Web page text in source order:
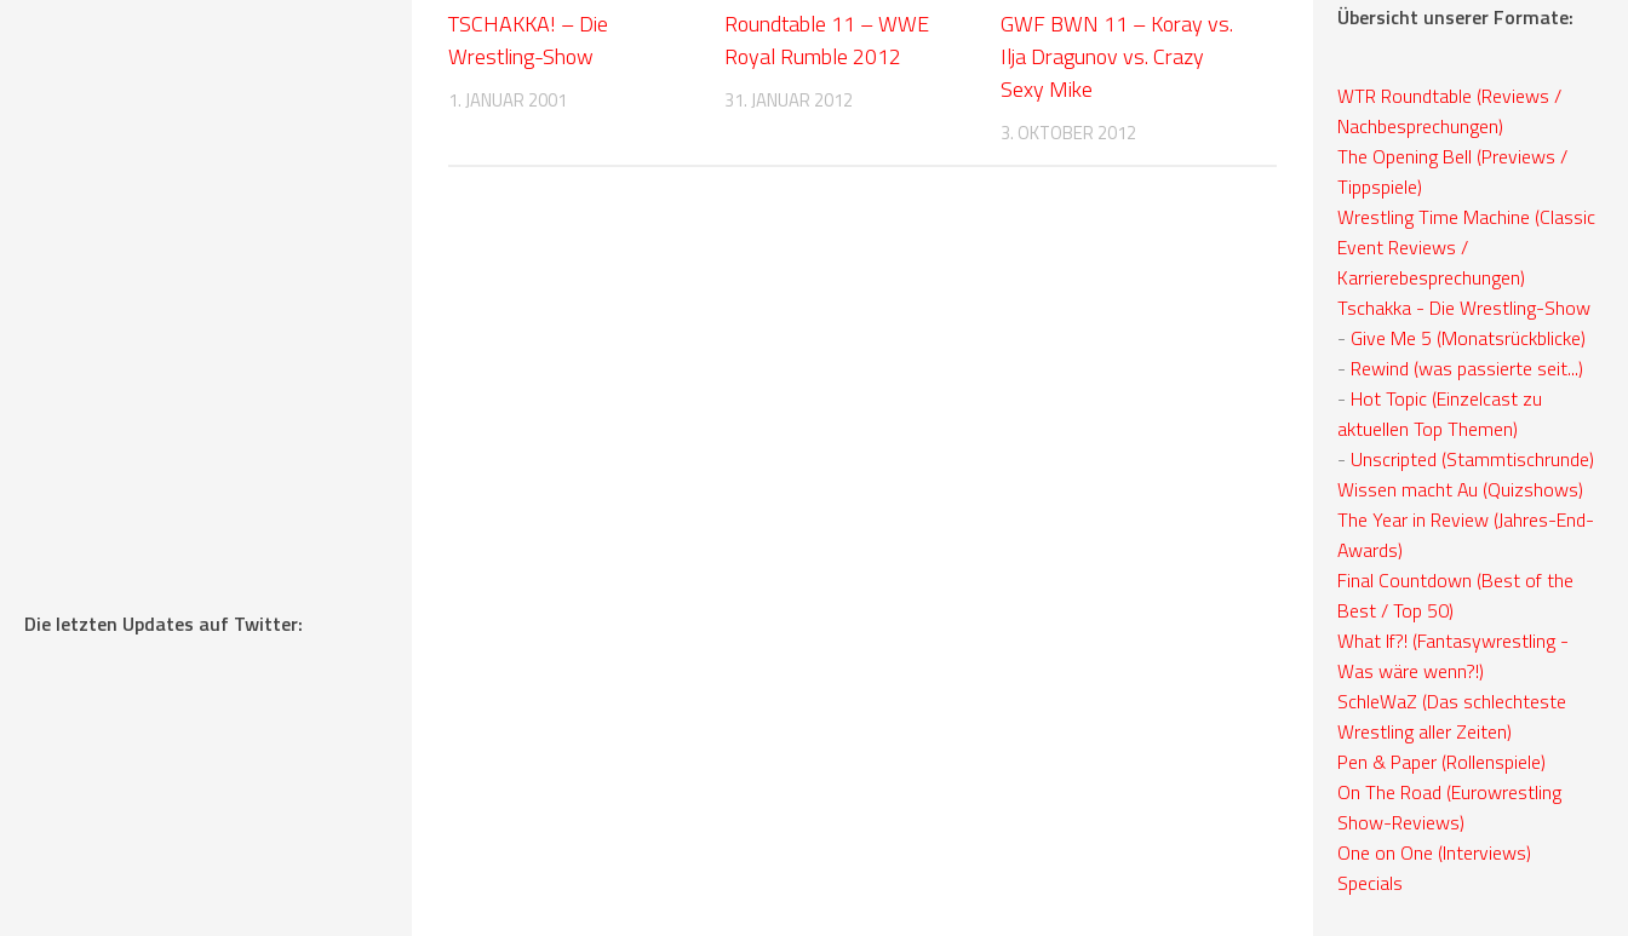
TSCHAKKA! – Die
Wrestling-Show
1. JANUAR 2001
Roundtable 11 – WWE
Royal Rumble 2012
31. JANUAR 2012
GWF BWN 11 – Koray vs.
Ilja Dragunov vs. Crazy
Sexy Mike
3. OKTOBER 2012
Die letzten Updates auf Twitter:
Übersicht unserer Formate:
WTR Roundtable (Reviews /
Nachbesprechungen)
The Opening Bell (Previews /
Tippspiele)
Wrestling Time Machine (Classic
Event Reviews /
Karrierebesprechungen)
Tschakka - Die Wrestling-Show
- Give Me 5 (Monatsrückblicke)
- Rewind (was passierte seit...)
- Hot Topic (Einzelcast zu
aktuellen Top Themen)
- Unscripted (Stammtischrunde)
Wissen macht Au (Quizshows)
The Year in Review (Jahres-End-
Awards)
Final Countdown (Best of the
Best / Top 50)
What If?! (Fantasywrestling -
Was wäre wenn?!)
SchleWaZ (Das schlechteste
Wrestling aller Zeiten)
Pen & Paper (Rollenspiele)
On The Road (Eurowrestling
Show-Reviews)
One on One (Interviews)
Specials